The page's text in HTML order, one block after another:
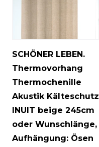
SCHÖNER LEBEN.
Thermovorhang
Thermochenille
Akustik Kälteschutz
INUIT beige 245cm
oder Wunschlänge,
Aufhängung: Ösen